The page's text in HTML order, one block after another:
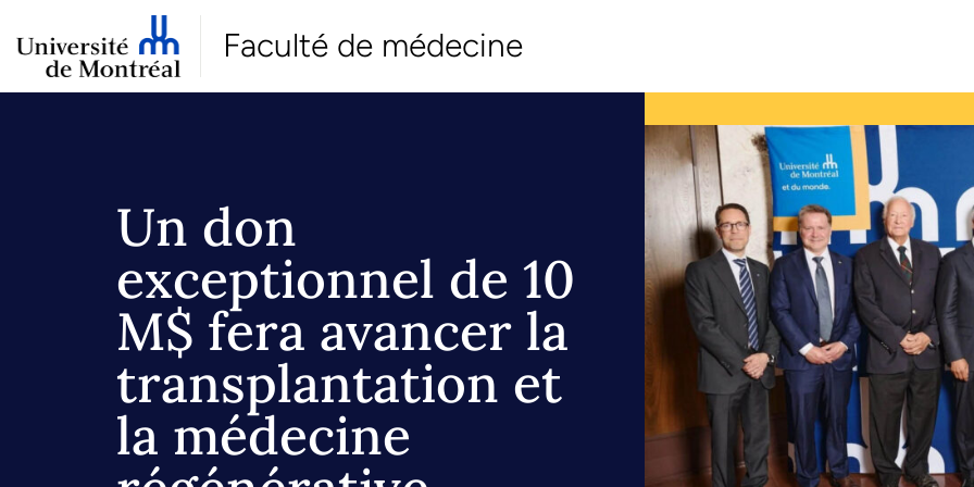
Faculté de médecine
Un don
exceptionnel de 10
M$ fera avancer la
transplantation et
la médecine